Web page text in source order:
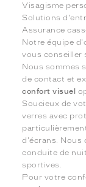
Visagisme
Solutions
Assurance
Notre équipe
vous conseiller
Nous sommes
de contact et
confort visuel
Soucieux de
verres avec
d'écrans. Nous
conduite de
sportives.
Pour votre